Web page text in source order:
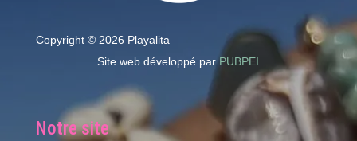
Copyright © 2026 Playalita
Site web développé parPUBPEI
Notre site